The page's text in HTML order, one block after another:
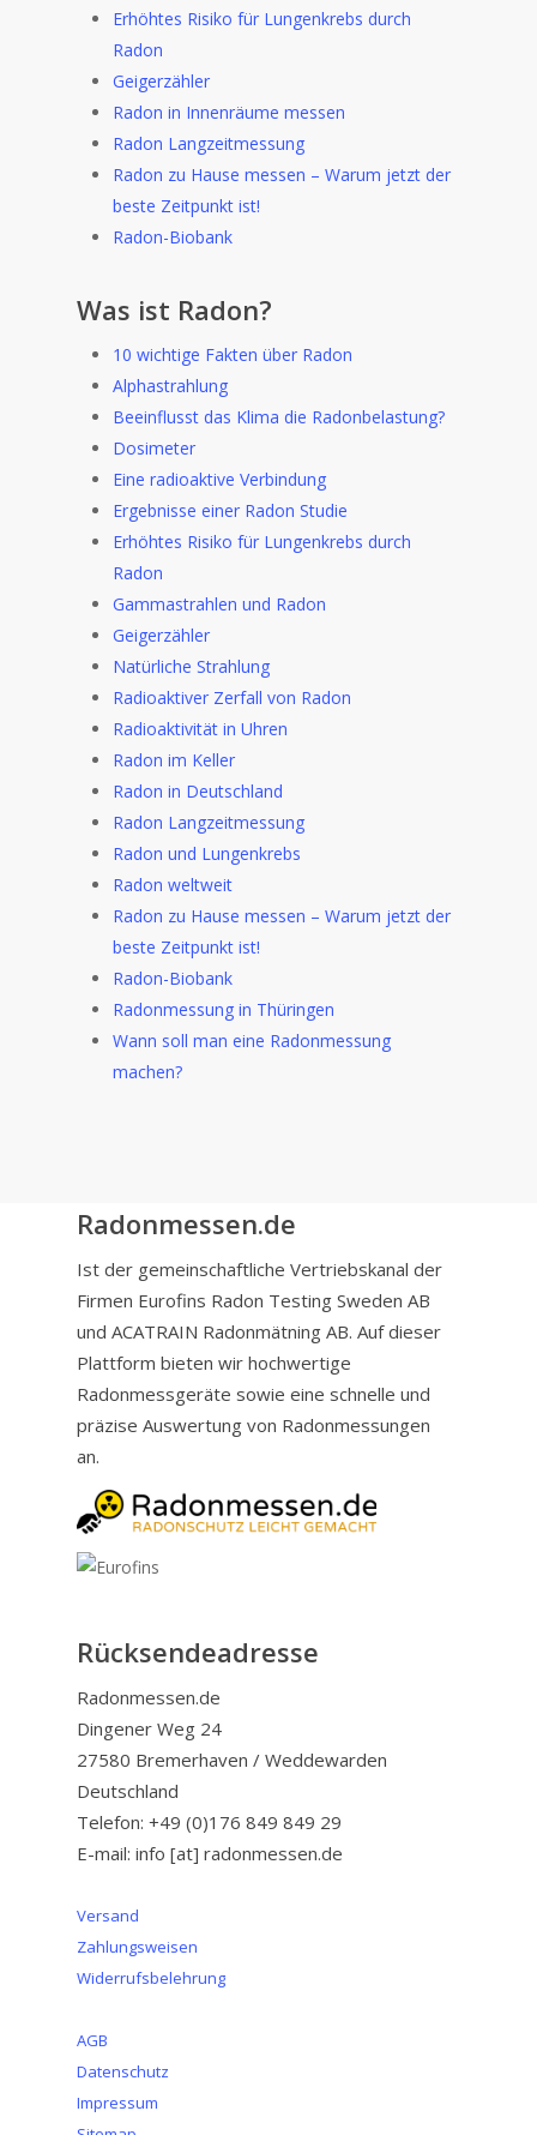
Erhöhtes Risiko für Lungenkrebs durch
Radon
Geigerzähler
Radon in Innenräume messen
Radon Langzeitmessung
Radon zu Hause messen – Warum jetzt der
beste Zeitpunkt ist!
Radon-Biobank
Was ist Radon?
10 wichtige Fakten über Radon
Alphastrahlung
Beeinflusst das Klima die Radonbelastung?
Dosimeter
Eine radioaktive Verbindung
Ergebnisse einer Radon Studie
Erhöhtes Risiko für Lungenkrebs durch
Radon
Gammastrahlen und Radon
Geigerzähler
Natürliche Strahlung
Radioaktiver Zerfall von Radon
Radioaktivität in Uhren
Radon im Keller
Radon in Deutschland
Radon Langzeitmessung
Radon und Lungenkrebs
Radon weltweit
Radon zu Hause messen – Warum jetzt der
beste Zeitpunkt ist!
Radon-Biobank
Radonmessung in Thüringen
Wann soll man eine Radonmessung
machen?
Radonmessen.de
Ist der gemeinschaftliche Vertriebskanal der
Firmen Eurofins Radon Testing Sweden AB
und ACATRAIN Radonmätning AB. Auf dieser
Plattform bieten wir hochwertige
Radonmessgeräte sowie eine schnelle und
präzise Auswertung von Radonmessungen
an.
Rücksendeadresse
Radonmessen.de
Dingener Weg 24
27580 Bremerhaven / Weddewarden
Deutschland
Telefon: +49 (0)176 849 849 29
E-mail: info [at] radonmessen.de
Versand
Zahlungsweisen
Widerrufsbelehrung
AGB
Datenschutz
Impressum